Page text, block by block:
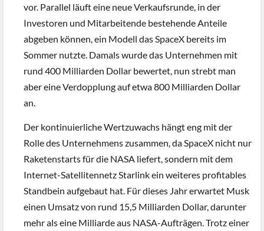
vor. Parallel läuft eine neue Verkaufsrunde, in der
Investoren und Mitarbeitende bestehende Anteile
abgeben können, ein Modell das SpaceX bereits im
Sommer nutzte. Damals wurde das Unternehmen mit
rund 400 Milliarden Dollar bewertet, nun strebt man
aber eine Verdopplung auf etwa 800 Milliarden Dollar
an.
Der kontinuierliche Wertzuwachs hängt eng mit der
Rolle des Unternehmens zusammen, da SpaceX nicht nur
Raketenstarts für die NASA liefert, sondern mit dem
Internet-Satellitennetz Starlink ein weiteres profitables
Standbein aufgebaut hat. Für dieses Jahr erwartet Musk
einen Umsatz von rund 15,5 Milliarden Dollar, darunter
mehr als eine Milliarde aus NASA-Aufträgen. Trotz einer